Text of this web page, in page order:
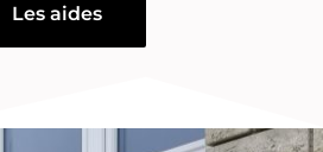
Les aides